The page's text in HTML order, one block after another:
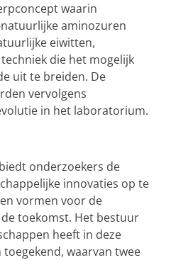
waarin
aminozuren
eiwitten,
die het mogelijk
uit te breiden. De
vervolgens
in het laboratorium.
onderzoekers de
innovaties op te
vormen voor de
toekomst. Het bestuur
heeft in deze
waarvan twee